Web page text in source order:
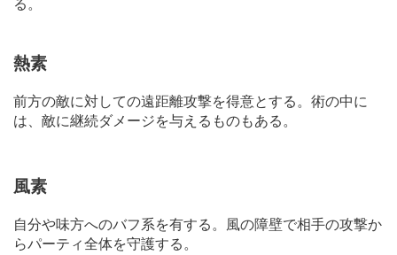
熱素
前方の敵に対しての遠距離攻撃を得意とする。術の中に
は、敵に継続ダメージを与えるものもある。
風素
自分や味方へのバフ系を有する。風の障壁で相手の攻撃か
らパーティ全体を守護する。